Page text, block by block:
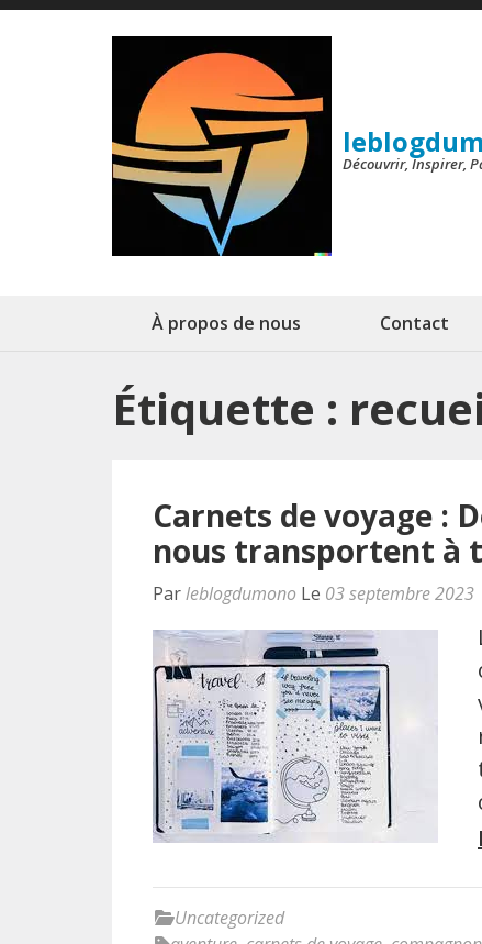
Aller
Découvrir, Inspirer,
À propos de nous Contact
Étiquette :
Carnets de voyage :
nous transportent à
Parleblogdumono Le 03 septembre 2023
Uncategorized